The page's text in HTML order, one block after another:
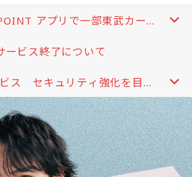
す
る
アプリで一部東武カード
ービス終了について
ス セキュリティ強化を目的
設定のお願い（2026.08.03更
く